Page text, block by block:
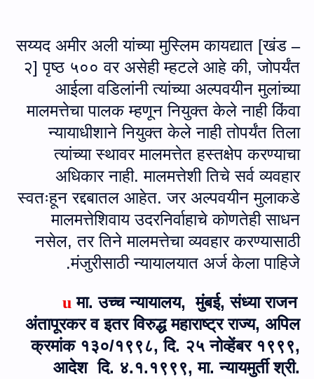
–
सय्यद अमीर अली यांच्या मुस्लिम कायद्यात [खंड
२] पृष्ठ ५०० वर असेही म्हटले आहे की, जोपर्यंत
आईला वडिलांनी त्यांच्या अल्पवयीन मुलांच्या
मालमत्तेचा पालक म्हणून नियुक्त केले नाही किंवा
न्यायाधीशाने नियुक्त केले नाही तोपर्यंत तिला
त्यांच्या स्थावर मालमत्तेत हस्तक्षेप करण्याचा
अधिकार नाही. मालमत्तेशी तिचे सर्व व्यवहार
स्वतःहून रद्दबातल आहेत. जर अल्पवयीन मुलाकडे
मालमत्तेशिवाय उदरनिर्वाहाचे कोणतेही साधन
नसेल,तर तिने मालमत्तेचा व्यवहार करण्यासाठी
मंजुरीसाठी न्यायालयात अर्ज केला पाहिजे.
u मा. उच्च न्यायालय, मुंबई, संध्या राजन
अंतापूरकर व इतर विरुद्ध महाराष्ट्र राज्य, अपिल
क्रमांक १३०/१९९८, दि. २५ नोव्हेंबर १९९९,
आदेश दि. ४.१.१९९९, मा. न्‍यायमुर्ती श्री.